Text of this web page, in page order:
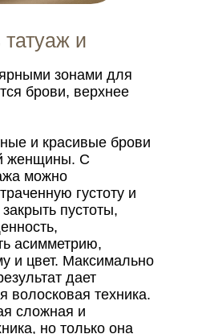
татуаж и
зонами для
брови, верхнее
и красивые брови
женщины. С
можно
густоту и
пустоты,
асимметрию,
и цвет. Максимально
дает
волосковая техника.
сложная и
но только она